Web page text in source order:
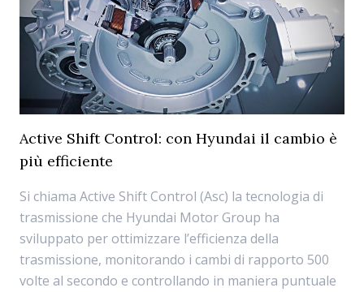
Active Shift Control: con Hyundai il cambio è
più efficiente
Si chiama Active Shift Control (Asc) la tecnologia di
trasmissione che Hyundai Motor Group ha
sviluppato per ottimizzare l’efficienza della
trasmissione, monitorando i cambi di rapporto 500
volte al secondo e controllando in maniera puntuale